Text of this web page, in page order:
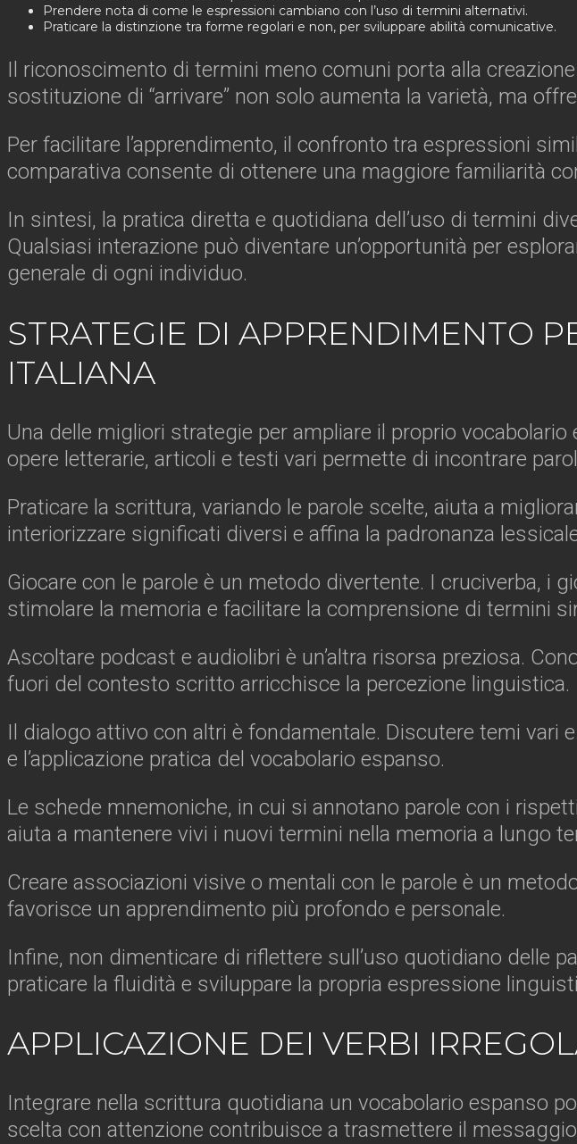
Prendere nota di come le espressioni cambiano con l’uso di termini alternativi.
Praticare la distinzione tra forme regolari e non, per sviluppare abilità comunicative.
Il riconoscimento di termini meno comuni porta alla
sostituzione di “arrivare” non solo aumenta la varietà, ma
Per facilitare l’apprendimento, il confronto tra espressioni
comparativa consente di ottenere una maggiore familiarità
In sintesi, la pratica diretta e quotidiana dell’uso di termini
Qualsiasi interazione può diventare un’opportunità per
generale di ogni individuo.
STRATEGIE DI APPRENDIMENTO
ITALIANA
Una delle migliori strategie per ampliare il proprio
opere letterarie, articoli e testi vari permette di incontrare
Praticare la scrittura, variando le parole scelte, aiuta a
interiorizzare significati diversi e affina la padronanza
Giocare con le parole è un metodo divertente. I cruciverba, i
stimolare la memoria e facilitare la comprensione di termini
Ascoltare podcast e audiolibri è un’altra risorsa preziosa.
fuori del contesto scritto arricchisce la percezione linguistica.
Il dialogo attivo con altri è fondamentale. Discutere temi vari
e l’applicazione pratica del vocabolario espanso.
Le schede mnemoniche, in cui si annotano parole con i
aiuta a mantenere vivi i nuovi termini nella memoria a lungo
Creare associazioni visive o mentali con le parole è un
favorisce un apprendimento più profondo e personale.
Infine, non dimenticare di riflettere sull’uso quotidiano delle
praticare la fluidità e sviluppare la propria espressione
APPLICAZIONE DEI VERBI
Integrare nella scrittura quotidiana un vocabolario espanso
scelta con attenzione contribuisce a trasmettere il